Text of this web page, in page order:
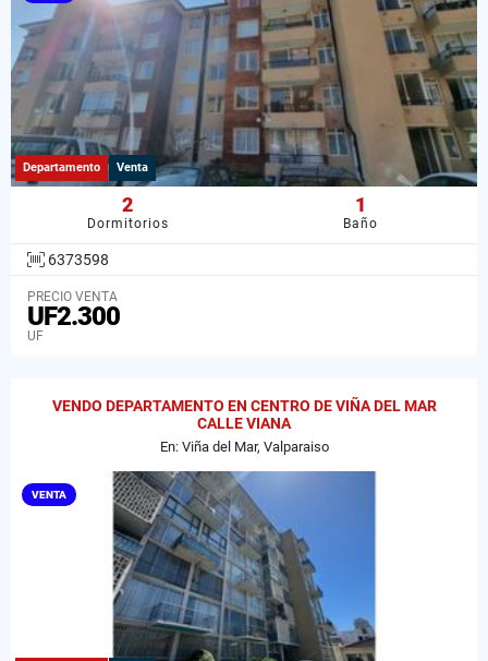
Departamento Venta
2
Dormitorios
1
Baño
6373598
PRECIO VENTA
UF2.300
UF
VENDO DEPARTAMENTO EN CENTRO DE VIÑA DEL MAR
CALLE VIANA
En: Viña del Mar, Valparaiso
VENTA